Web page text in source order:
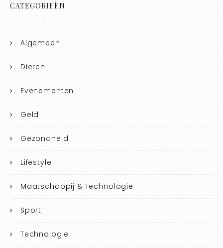
CATEGORIEËN
Algemeen
Dieren
Evenementen
Geld
Gezondheid
Lifestyle
Maatschappij & Technologie
Sport
Technologie